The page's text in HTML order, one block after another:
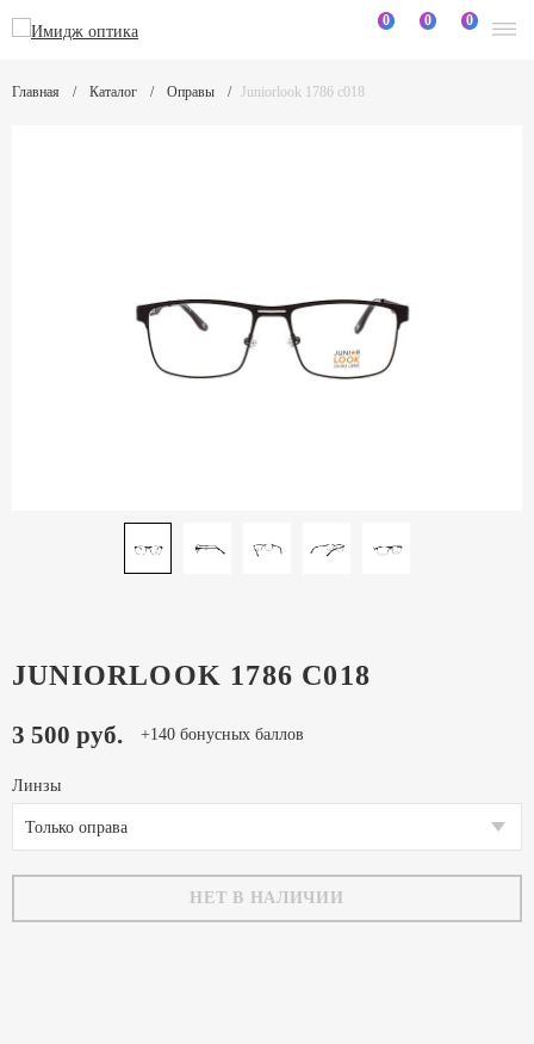
0 0 0
Главная Каталог Оправы Juniorlook 1786 c018
JUNIORLOOK 1786 C018
3 500 руб. +140 бонусных баллов
Линзы
Только оправа
НЕТ В НАЛИЧИИ